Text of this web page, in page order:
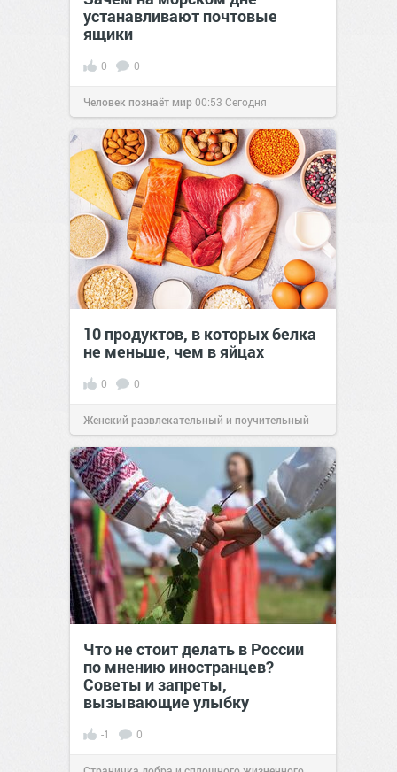
устанавливают почтовые
ящики
0 0
Человек познаёт мир00:53 Сегодня
10 продуктов, в которых белка
не меньше, чем в яйцах
0 0
Женский развлекательный и поучительный
сайт.23:42Вчера
Что не стоит делать в России
по мнению иностранцев?
Советы и запреты,
вызывающие улыбку
-1 0